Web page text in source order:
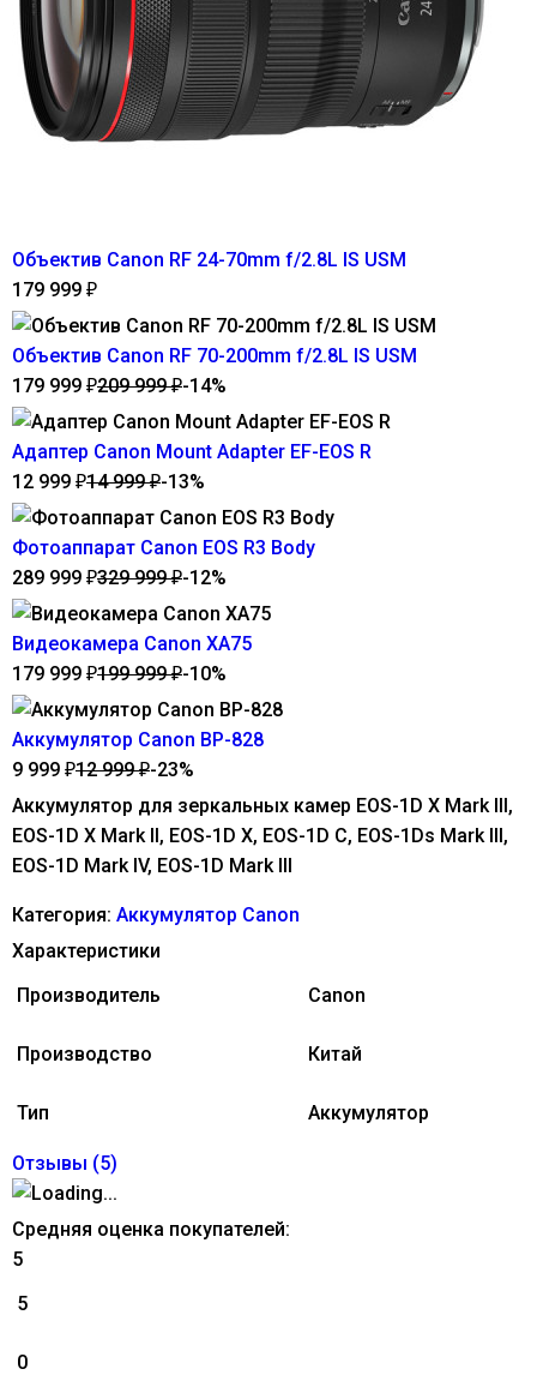
Объектив Canon RF 24-70mm f/2.8L IS USM
179 999 ₽
Объектив Canon RF 70-200mm f/2.8L IS USM
179 999 ₽209 999₽-14%
Адаптер Canon Mount Adapter EF-EOS R
12 999 ₽14 999₽-13%
Фотоаппарат Canon EOS R3 Body
289 999 ₽329 999₽-12%
Видеокамера Canon XA75
179 999 ₽199 999₽-10%
Аккумулятор Canon BP-828
9 999 ₽12 999₽-23%
Аккумулятор для зеркальных камер EOS-1D X Mark III,
EOS-1D X Mark II, EOS-1D X, EOS-1D C, EOS-1Ds Mark III,
EOS-1D Mark IV, EOS-1D Mark III
Категория: Аккумулятор Canon
Характеристики
Производитель
Canon
Производство Китай
Тип Аккумулятор
Отзывы (5)
Средняя оценка покупателей:
5
5
0